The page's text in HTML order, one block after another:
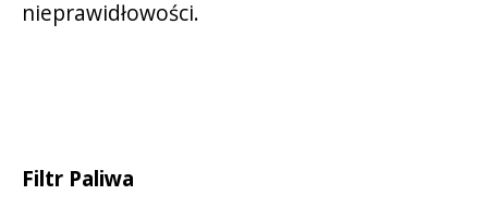
nieprawidłowości.
Filtr Paliwa